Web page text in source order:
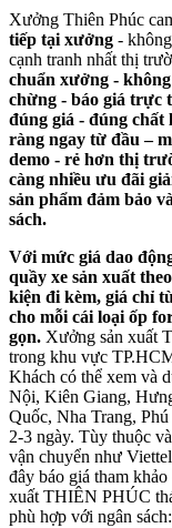
Xưởng Thiên Phúc
tiếp tại xưởng -
cạnh tranh nhất thị
chuẩn xưởng -
chừng - báo giá trực
đúng giá - đúng
ràng ngay từ đầu –
demo - rẻ hơn thị
càng nhiều ưu đãi
sản phẩm đảm bảo
sách.
Với mức giá dao
quầy xe sản xuất
kiện đi kèm, giá chỉ
cho mỗi cái loại ốp
gọn. Xưởng sản xuất
trong khu vực
Khách có thể xem và
Nội, Kiên Giang,
Quốc, Nha Trang,
2-3 ngày. Tùy thuộc
vận chuyển như
đây báo giá tham
xuất THIÊN PHÚC
phù hợp với ngân sách: